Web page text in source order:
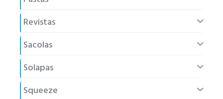
Revistas
Sacolas
Solapas
Squeeze